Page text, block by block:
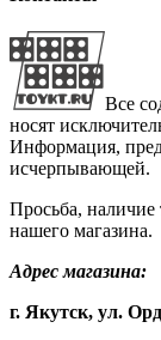
Все
носят
Информация,
исчерпывающей.
Просьба, наличие
нашего магазина.
Адрес магазина:
г. Якутск, ул.